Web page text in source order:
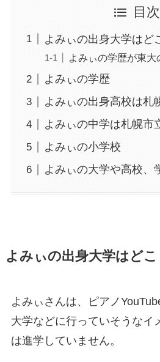
目次
よみぃの出身大学はど
よみぃの学歴が東大
よみぃの学歴
よみぃの出身高校は札
よみぃの中学は札幌市
よみぃの小学校
よみぃの大学や高校、
よみぃの出身大学はどこ
よみぃさんは、ピアノ
大学などに行っていそうなイ
は進学していません。